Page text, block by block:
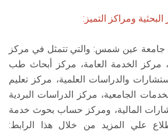
ومراكز التميز:
جامعة عين شمس: والتي تتمثل في مركز
مركز الخدمة العامة، مركز أبحاث طب
والدراسات العلمية، مركز تعليم
الجامعية، مركز الدراسات البردية
المالية، ومركز حساب بحوث خدمة
علي المزيد من خلال هذا الرابط: